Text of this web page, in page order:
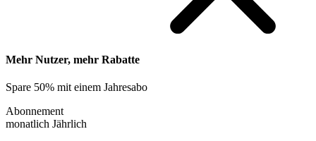
Mehr Nutzer, mehr Rabatte
Spare 50% mit einem Jahresabo
Abonnement
monatlich Jährlich